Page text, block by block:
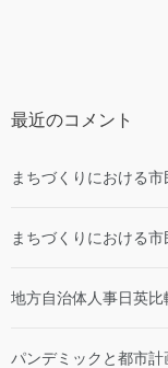
最近のコメント
まちづくりにおける
まちづくりにおける
地方自治体人事日英
パンデミックと都市